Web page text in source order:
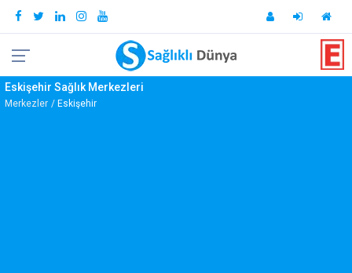
Eskişehir Sağlık Merkezleri
Merkezler Eskişehir